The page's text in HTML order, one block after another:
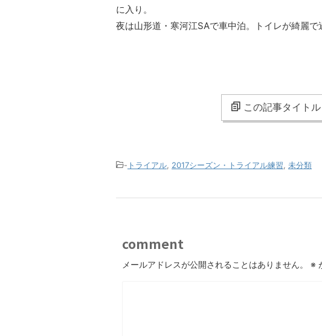
に入り。
夜は山形道・寒河江SAで車中泊。トイレが綺麗で
この記事タイト
- トライアル, 2017シーズン・トライアル練習, 未分類
comment
メールアドレスが公開されることはありません。 ※